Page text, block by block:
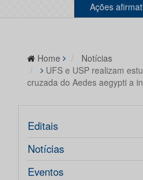
Ações
Home
Notícias
UFS e USP realizam
cruzada do Aedes aegypti a
Editais
Notícias
Eventos